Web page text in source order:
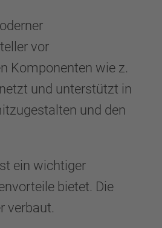
vor
Komponenten wie z.
und unterstützt in
und den
ein wichtiger
bietet. Die
verbaut.